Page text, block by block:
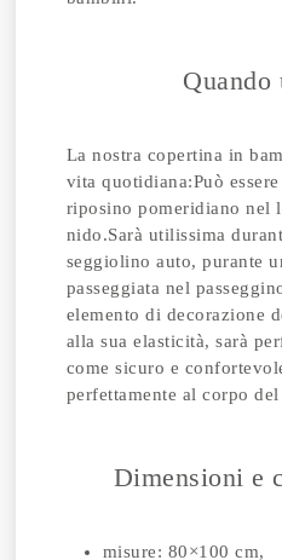
Quando
La nostra copertina in
vita quotidiana:Può
riposino pomeridiano nel
nido.Sarà utilissima
seggiolino auto, purante
passeggiata nel
elemento di decorazione
alla sua elasticità, sarà
come sicuro e
perfettamente al corpo
Dimensioni e
misure: 80×100 cm,